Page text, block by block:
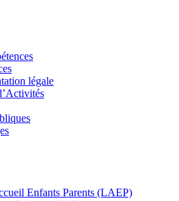
légale
Enfants Parents (LAEP)